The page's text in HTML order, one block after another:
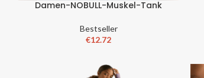
Damen-NOBULL-Muskel-Tank
Bestseller
€12.72